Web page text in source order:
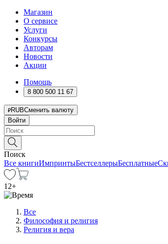
Магазин
О сервисе
Услуги
Конкурсы
Авторам
Новости
Акции
Помощь
8 800 500 11 67
RUBСменить валюту
Войти
Поиск
Все книгиИмпринтыБестселлерыБесплатные
12+
Все
Философия и религия
Религия и вера